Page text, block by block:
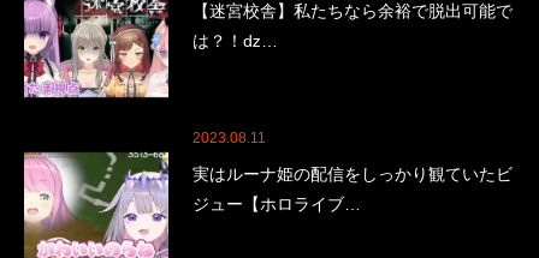
【迷宮校舎】私たちなら余裕で脱出可能で
は？！ǳ…
2023.08.11
実はルーナ姫の配信をしっかり観ていたビ
ジュー【ホロライブ…